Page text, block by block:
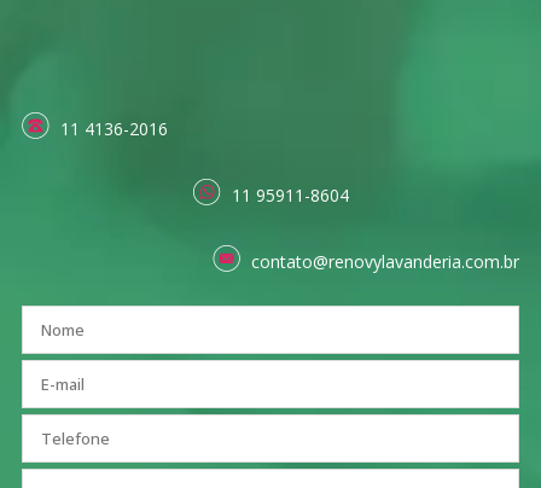
11 4136-2016
11 95911-8604
contato@renovylavanderia.com.br